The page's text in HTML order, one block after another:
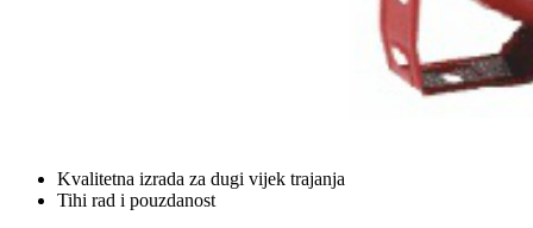
Kvalitetna izrada za dugi vijek trajanja
Tihi rad i pouzdanost